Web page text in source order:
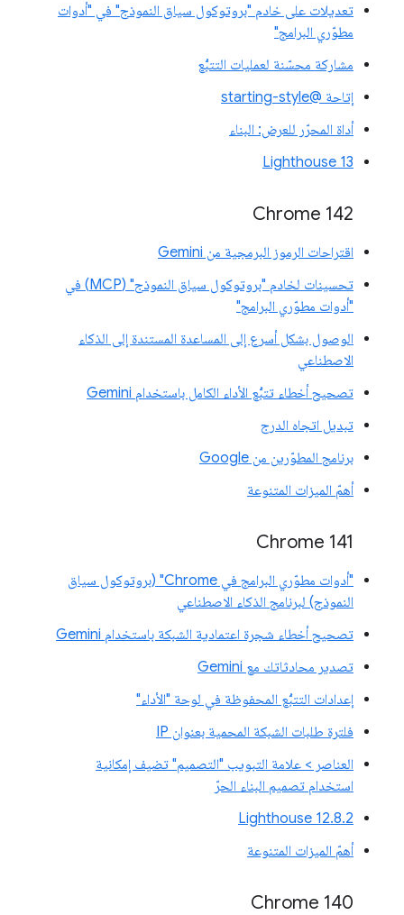
تعديلات على خادم "بروتوكول سياق النموذج" في "أدوات
مطوّري البرامج"
مشاركة محسّنة لعمليات التتبُّع
إتاحة @starting-style
أداة المحرّر للعرض: البناء
Lighthouse 13
Chrome 142
اقتراحات الرموز البرمجية من Gemini
تحسينات لخادم "بروتوكول سياق النموذج" (MCP) في
"أدوات مطوّري البرامج"
الوصول بشكل أسرع إلى المساعدة المستندة إلى الذكاء
الاصطناعي
تصحيح أخطاء تتبُّع الأداء الكامل باستخدام Gemini
تبديل اتجاه الدرج
برنامج المطوّرين من Google
أهمّ الميزات المتنوعة
‫Chrome 141
"أدوات مطوّري البرامج في Chrome" (بروتوكول سياق
النموذج) لبرنامج الذكاء الاصطناعي
تصحيح أخطاء شجرة اعتمادية الشبكة باستخدام Gemini
تصدير محادثاتك مع Gemini
إعدادات التتبُّع المحفوظة في لوحة "الأداء"
فلترة طلبات الشبكة المحمية بعنوان IP
العناصر > علامة التبويب "التصميم" تضيف إمكانية
استخدام تصميم البناء الحرّ
‫Lighthouse 12.8.2
أهمّ الميزات المتنوعة
Chrome 140